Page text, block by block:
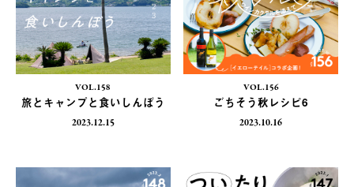
VOL.158
旅とキャンプと食いしんぼう
2023.12.15
VOL.156
ごちそう秋レシピ6
2023.10.16